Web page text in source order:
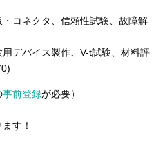
コネクタ、信頼性試験、故障解
デバイス製作、V-t試験、材料評
事前登録が必要）
す！